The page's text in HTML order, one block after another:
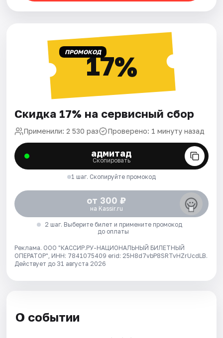
ПРОМОКОД17%
Скидка 17% на сервисный сбор
Применили: 2 530 раз Проверено: 1 минуту назад
адмитад
Скопировать
1 шаг. Скопируйте промокод
от 300 ₽
на Kassir.ru
2 шаг. Выберите билет и примените промокод
до оплаты
Реклама. ООО "КАССИР.РУ-НАЦИОНАЛЬНЫЙ БИЛЕТНЫЙ
ОПЕРАТОР", ИНН: 7841075409 erid: 25H8d7vbP8SRTvHZrUcdLB.
Действует до 31 августа 2026
О событии